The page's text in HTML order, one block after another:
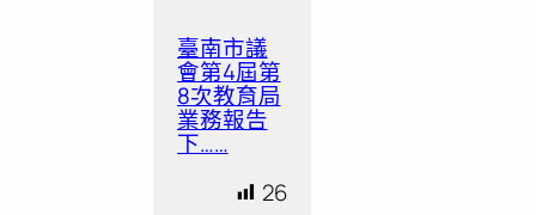
臺南市議
會第4屆第
8次教育局
業務報告
下……
26